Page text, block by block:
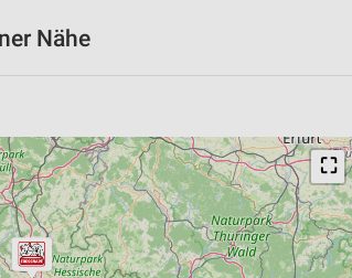
Nähe
⛶